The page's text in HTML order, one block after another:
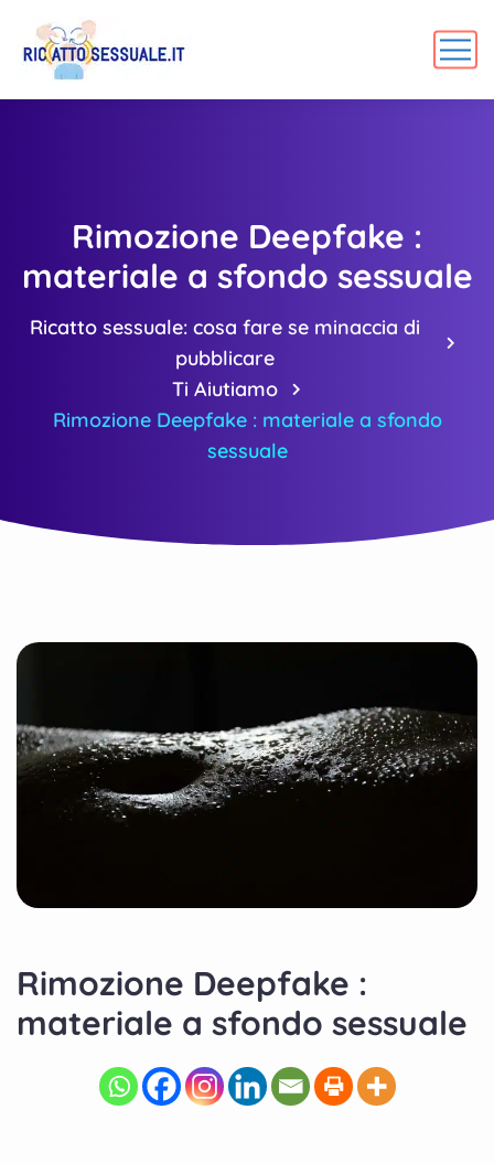
Rimozione Deepfake :
materiale a sfondo sessuale
Ricatto sessuale: cosa fare se minaccia di
pubblicare
Ti Aiutiamo
Rimozione Deepfake : materiale a sfondo
sessuale
Rimozione Deepfake :
materiale a sfondo sessuale